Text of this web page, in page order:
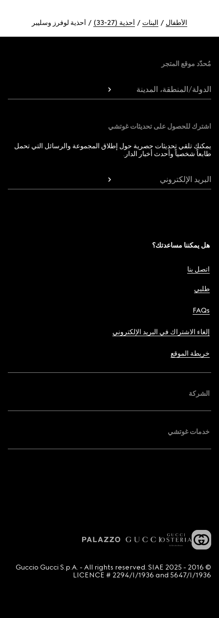
الأطفال البنات أحذية (27-33) أحذية لوفرز وسليبر
مُحدّد موقع المتجر
الدولة/المنطقة، المدينة
اشترك للحصول على تحديثات غوتشي
يمكنك تلقي تحديثات حصرية حول إطلاق المجموعة والرسائل التي تحمل
طابعاً شخصياً وأحدث أخبار الدار.
البريد الإلكتروني
هل يمكننا مساعدتك؟
اتصل بنا
طلبي
FAQs
إلغاء الاشتراك في البريد الإلكتروني
خريطة الموقع
الشركة
خدمات غوتشي
© 2016 - 2025 Guccio Gucci S.p.A. - All rights reserved. SIAE
LICENCE # 2294/I/1936 and 5647/I/1936